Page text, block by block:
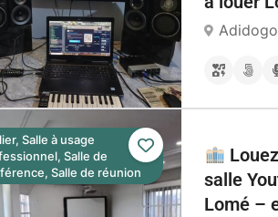
Salle à usage
Salle de
Salle de réunion
salle
Lomé –